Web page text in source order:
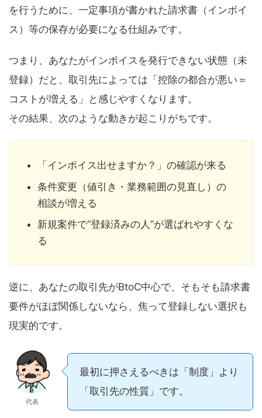
を行うために、一定事項が書かれた請求書（インボイ
ス）等の保存が必要になる仕組みです。
つまり、あなたがインボイスを発行できない状態（未
登録）だと、取引先によっては「控除の都合が悪い＝
コストが増える」と感じやすくなります。
その結果、次のような動きが起こりがちです。
「インボイス出せますか？」の確認が来る
条件変更（値引き・業務範囲の見直し）の
相談が増える
新規案件で“登録済みの人”が選ばれやすくな
る
逆に、あなたの取引先がBtoC中心で、そもそも請求書
要件がほぼ関係しないなら、焦って登録しない選択も
現実的です。
代表
最初に押さえるべきは「制度」より
「取引先の性質」です。